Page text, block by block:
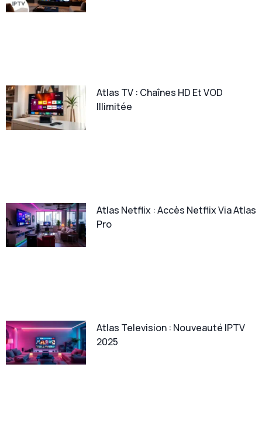
Atlas TV : Chaînes HD Et VOD
Illimitée
Atlas Netflix : Accès Netflix Via Atlas
Pro
Atlas Television : Nouveauté IPTV
2025